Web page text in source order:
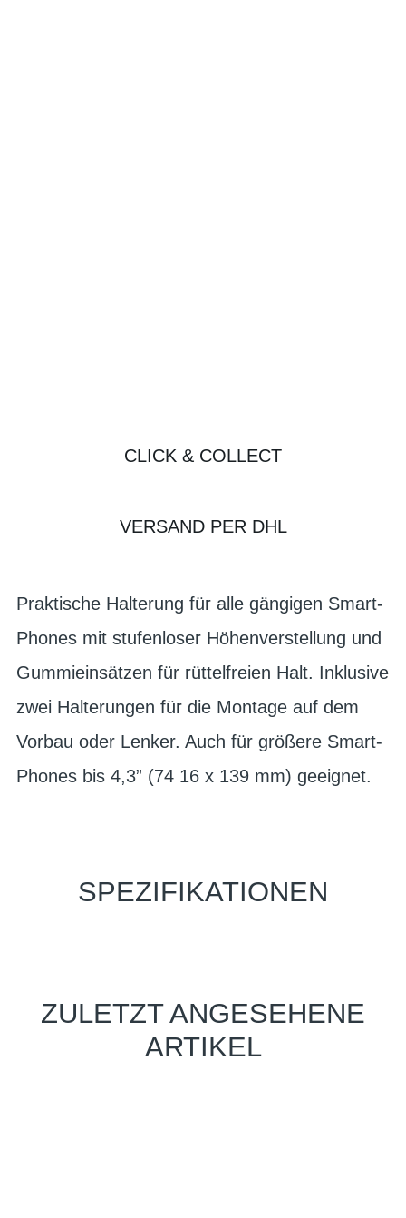
CLICK & COLLECT
VERSAND PER DHL
Praktische Halterung für alle gängigen Smart-
Phones mit stufenloser Höhenverstellung und
Gummieinsätzen für rüttelfreien Halt. Inklusive
zwei Halterungen für die Montage auf dem
Vorbau oder Lenker. Auch für größere Smart-
Phones bis 4,3” (74 16 x 139 mm) geeignet.
SPEZIFIKATIONEN
ZULETZT ANGESEHENE
ARTIKEL